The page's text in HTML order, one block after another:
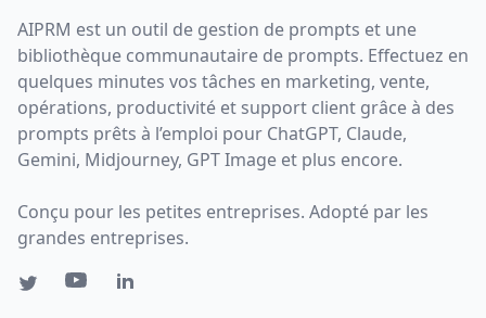
AIPRM est un outil de gestion de prompts et une
bibliothèque communautaire de prompts. Effectuez en
quelques minutes vos tâches en marketing, vente,
opérations, productivité et support client grâce à des
prompts prêts à l’emploi pour ChatGPT, Claude,
Gemini, Midjourney, GPT Image et plus encore.
Conçu pour les petites entreprises. Adopté par les
grandes entreprises.